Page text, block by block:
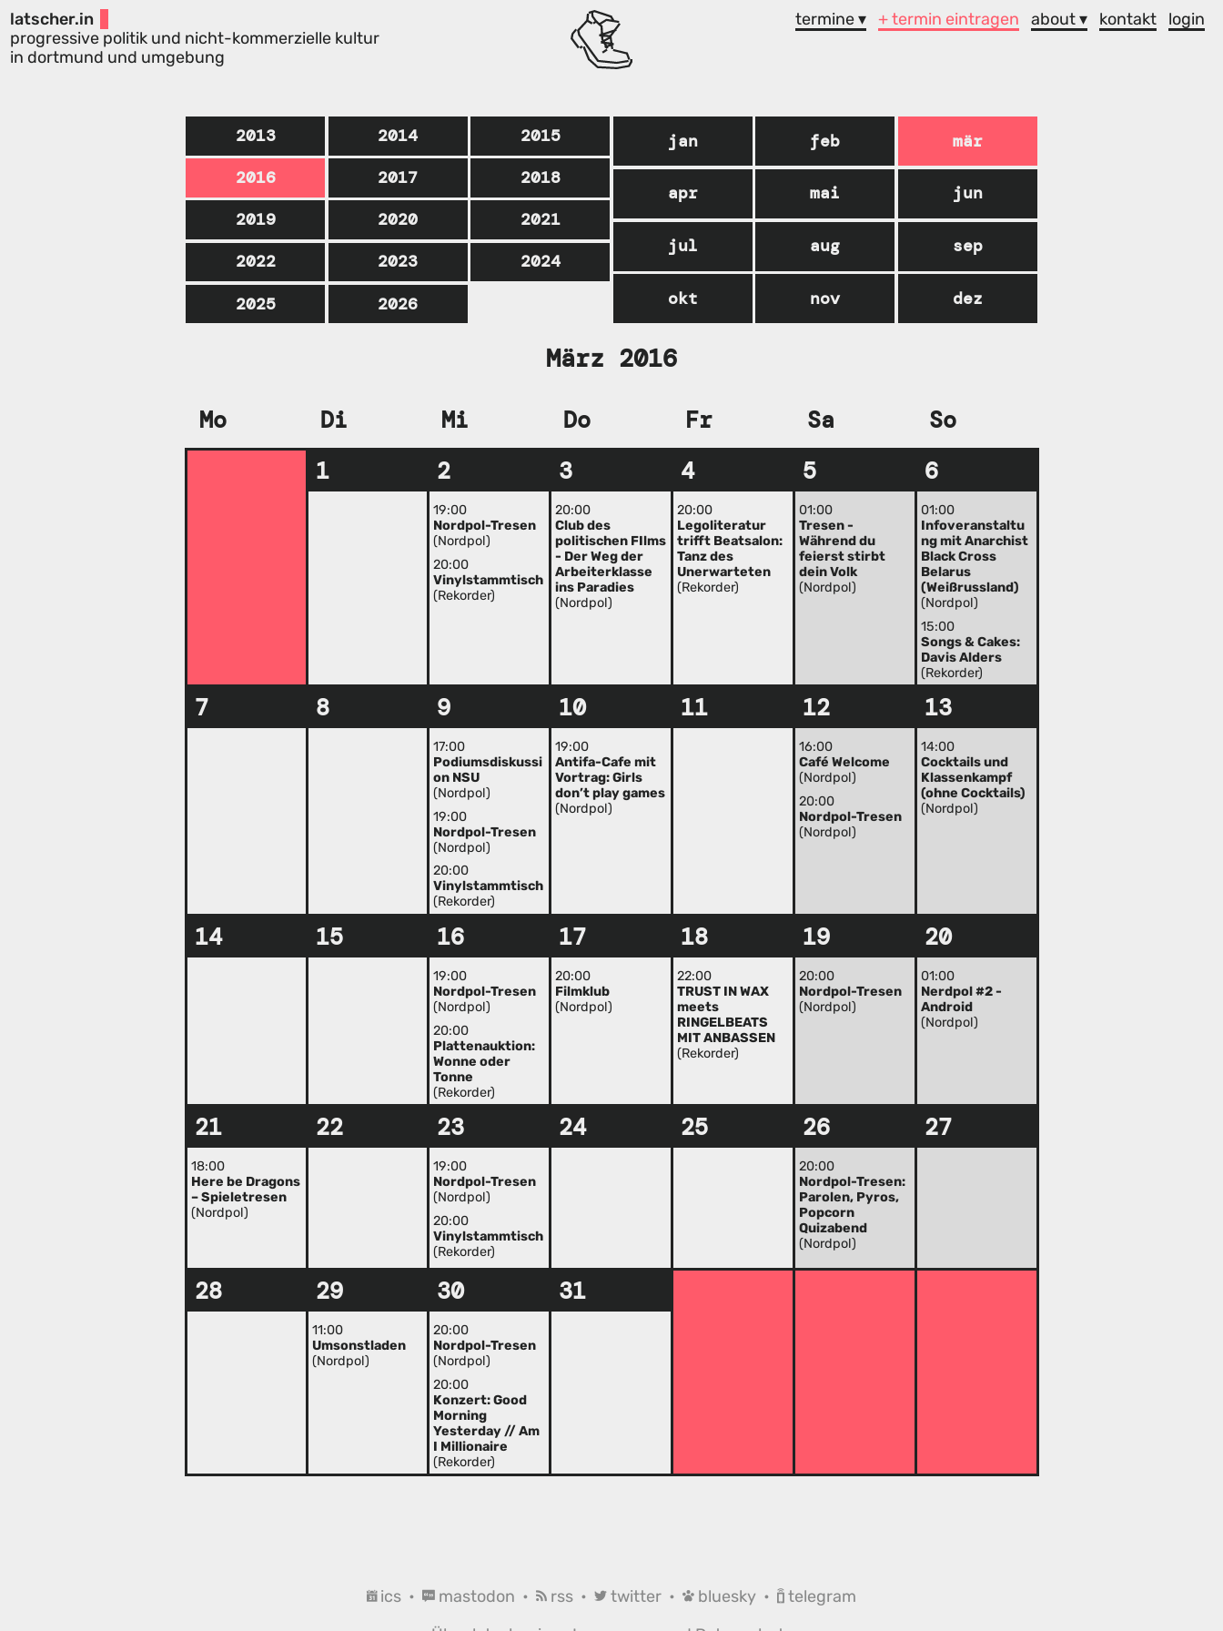
latscher.in
progressive politik und nicht-kommerzielle kultur
in dortmund und umgebung
termine ▾ + termin eintragen about ▾ kontakt login
2013 2014
2015
2016
2017
2018
2019
2020
2021
2022
2023
2024
2025
2026
jan feb mär
apr mai jun
jul aug sep
okt nov dez
März 2016
Mo Di Mi Do Fr Sa
So
1
2
19:00
Nordpol-Tresen
(Nordpol)
20:00
Vinylstammtisch
(Rekorder)
3
20:00
Club des
politischen FIlms
- Der Weg der
Arbeiterklasse
ins Paradies
(Nordpol)
4
20:00
Legoliteratur
trifft Beatsalon:
Tanz des
Unerwarteten
(Rekorder)
5
01:00
Tresen -
Während du
feierst stirbt
dein Volk
(Nordpol)
6
01:00
Infoveranstaltu
ng mit Anarchist
Black Cross
Belarus
(Weißrussland)
(Nordpol)
15:00
Songs & Cakes:
Davis Alders
(Rekorder)
7 8 9
17:00
Podiumsdiskussi
on NSU
(Nordpol)
19:00
Nordpol-Tresen
(Nordpol)
20:00
Vinylstammtisch
(Rekorder)
10
19:00
Antifa-Cafe mit
Vortrag: Girls
don’t play games
(Nordpol)
11 12
16:00
Café Welcome
(Nordpol)
20:00
Nordpol-Tresen
(Nordpol)
13
14:00
Cocktails und
Klassenkampf
(ohne Cocktails)
(Nordpol)
14 15 16
19:00
Nordpol-Tresen
(Nordpol)
20:00
Plattenauktion:
Wonne oder
Tonne
(Rekorder)
17
20:00
Filmklub
(Nordpol)
18
22:00
TRUST IN WAX
meets
RINGELBEATS
MIT ANBASSEN
(Rekorder)
19
20:00
Nordpol-Tresen
(Nordpol)
20
01:00
Nerdpol #2 -
Android
(Nordpol)
21
18:00
Here be Dragons
– Spieletresen
(Nordpol)
22 23
19:00
Nordpol-Tresen
(Nordpol)
20:00
Vinylstammtisch
(Rekorder)
24 25 26
20:00
Nordpol-Tresen:
Parolen, Pyros,
Popcorn
Quizabend
(Nordpol)
27
28 29
11:00
Umsonstladen
(Nordpol)
30
20:00
Nordpol-Tresen
(Nordpol)
20:00
Konzert: Good
Morning
Yesterday // Am
I Millionaire
(Rekorder)
31
ics • mastodon • rss • twitter • bluesky •
telegram